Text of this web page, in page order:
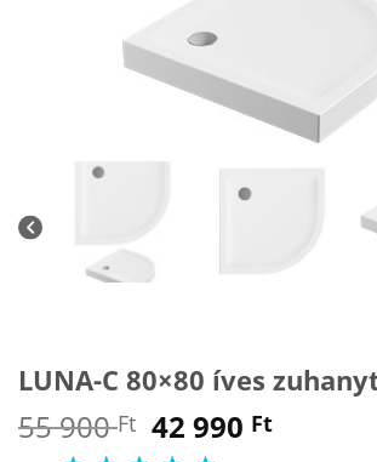
LUNA-C 80×80 íves
55 900Ft Original
price
42 990 FtCurrent